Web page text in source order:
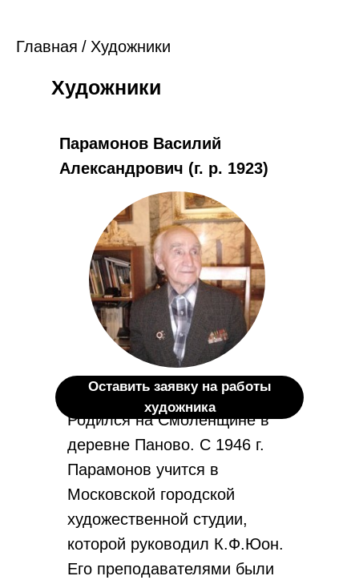
Главная / Художники
Художники
Родился на Смоленщине в
деревне Паново. С 1946 г.
Парамонов учится в
Московской городской
художественной студии,
которой руководил К.Ф.Юон.
Его преподавателями были
Парамонов Василий
Александрович (г. р. 1923)
Оставить заявку на работы
художника